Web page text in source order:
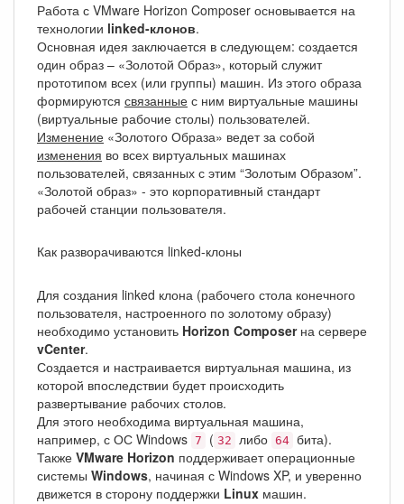
Работа с VMware Horizon Composer основывается на
технологии linked-клонов.
Основная идея заключается в следующем: создается
один образ – «Золотой Образ», который служит
прототипом всех (или группы) машин. Из этого образа
формируются связанные с ним виртуальные машины
(виртуальные рабочие столы) пользователей.
Изменение «Золотого Образа» ведет за собой
изменения во всех виртуальных машинах
пользователей, связанных с этим “Золотым Образом”.
«Золотой образ» - это корпоративный стандарт
рабочей станции пользователя.
Как разворачиваются linked-клоны
Для создания linked клона (рабочего стола конечного
пользователя, настроенного по золотому образу)
необходимо установить Horizon Composerна сервере
vCenter.
Создается и настраивается виртуальная машина, из
которой впоследствии будет происходить
развертывание рабочих столов.
Для этого необходима виртуальная машина,
например, с ОС Windows 7 ( 32 либо 64 бита).
Также VMware Horizon поддерживает операционные
системы Windows, начиная с Windows XP, и уверенно
движется в сторону поддержки Linux машин.